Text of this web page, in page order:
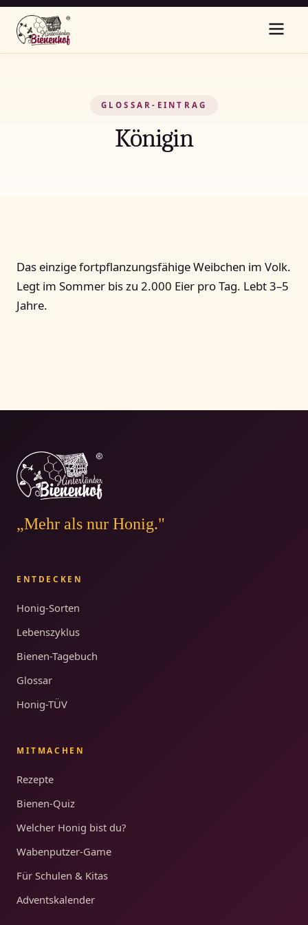
GLOSSAR-EINTRAG
Königin
Das einzige fortpflanzungsfähige Weibchen im Volk.
Legt im Sommer bis zu 2.000 Eier pro Tag. Lebt 3–5
Jahre.
„Mehr als nur Honig."
ENTDECKEN
Honig-Sorten
Lebenszyklus
Bienen-Tagebuch
Glossar
Honig-TÜV
MITMACHEN
Rezepte
Bienen-Quiz
Welcher Honig bist du?
Wabenputzer-Game
Für Schulen & Kitas
Adventskalender